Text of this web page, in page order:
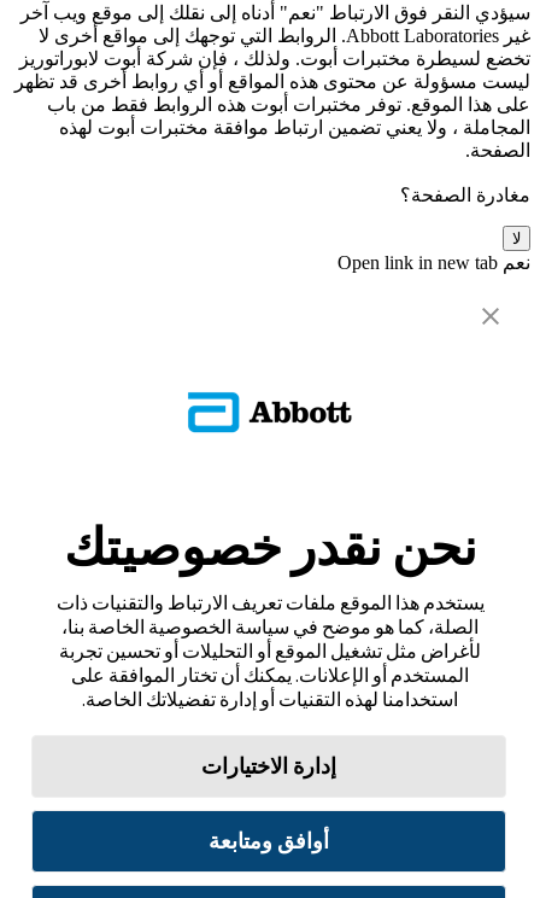
سيؤدي النقر فوق الارتباط "نعم" أدناه إلى نقلك إلى موقع ويب آخر
غير Abbott Laboratories. الروابط التي توجهك إلى مواقع أخرى لا
تخضع لسيطرة مختبرات أبوت. ولذلك ، فإن شركة أبوت لابوراتوريز
ليست مسؤولة عن محتوى هذه المواقع أو أي روابط أخرى قد تظهر
على هذا الموقع. توفر مختبرات أبوت هذه الروابط فقط من باب
المجاملة ، ولا يعني تضمين ارتباط موافقة مختبرات أبوت لهذه
الصفحة.
مغادرة الصفحة؟
لا
نعم Open link in new tab
نحن نقدر خصوصيتك
يستخدم هذا الموقع ملفات تعريف الارتباط والتقنيات ذات
الصلة، كما هو موضح في سياسة الخصوصية الخاصة بنا،
لأغراض مثل تشغيل الموقع أو التحليلات أو تحسين تجربة
المستخدم أو الإعلانات. يمكنك أن تختار الموافقة على
استخدامنا لهذه التقنيات أو إدارة تفضيلاتك الخاصة.
إدارة الاختيارات
أوافق ومتابعة